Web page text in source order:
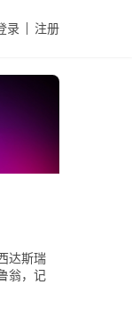
录 注册
达斯瑞
翁，记